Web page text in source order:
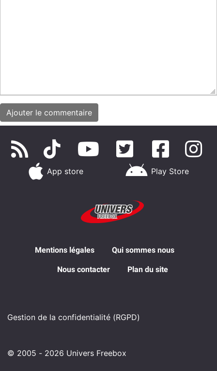
App store Play Store
Mentions légales Qui sommes nous
Nous contacter Plan du site
Gestion de la confidentialité (RGPD)
© 2005 - 2026 Univers Freebox